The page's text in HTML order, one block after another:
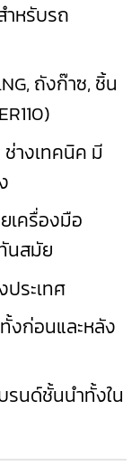
ำหรับรถ
ถังก๊าซ, ชิ้น
างเทคนิค มี
เครื่องมือ
นสมัย
ระเทศ
งก่อนและหลัง
นด์ชั้นนำทั้งใน